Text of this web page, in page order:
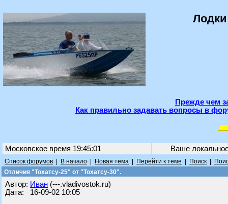
Прежде чем
Как правильно задавать вопросы в
Московское время 19:45:01 Ваше
Список форумов В начало Новая тема Перейти к теме Поиск
Отличия "Тохатсу-25" от "Тохатсу-30".
Автор: Иван (---.vladivostok.ru)
Дата: 16-09-02 10:05